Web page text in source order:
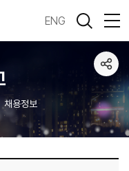
ENG
채용정보